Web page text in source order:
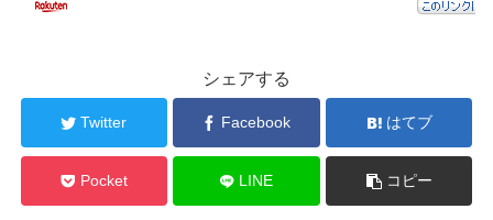
シェアする
Twitter Facebook はてブ
Pocket LINE コピー